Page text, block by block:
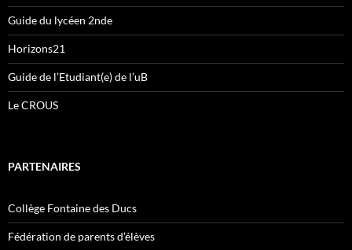
Guide du lycéen 2nde
Horizons21
Guide de l’Etudiant(e) de l’uB
Le CROUS
PARTENAIRES
Collège Fontaine des Ducs
Fédération de parents d’élèves